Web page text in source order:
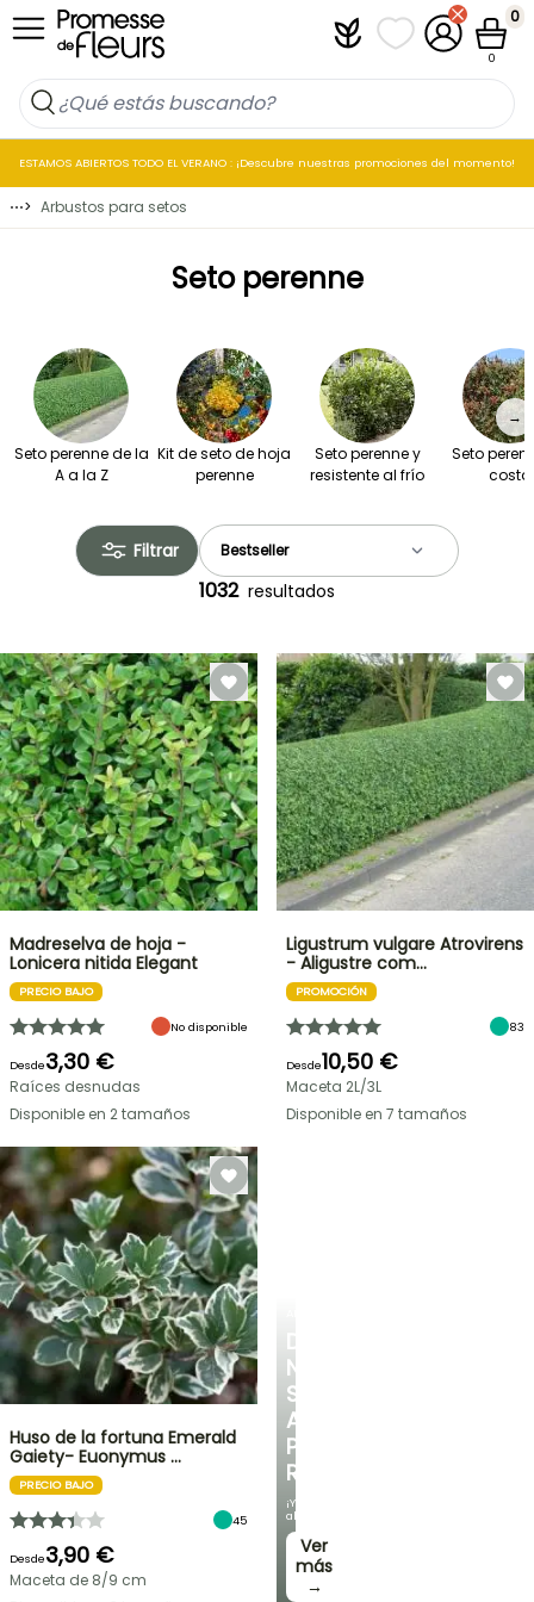
Ir al contenido PlantfitMis listas de
Mi cuenta
Cesta
0
0
ESTAMOS ABIERTOS TODO EL VERANO : ¡Descubre nuestras promociones del momento!
⋯> Arbustos para setos
Seto perenne
Seto perenne de la
A a la Z
Kit de seto de hoja
perenne
Seto perenne y
resistente al frío
Seto
costa
→
Filtrar
1032 resultados
DESCUBRE
NUESTRA
SELECCIÓN
A
PRECIOS
REDUCIDOS
¡Y
ahorra!
Ver
más
→
Madreselva de hoja -
Lonicera nitida Elegant
PRECIO BAJO
No disponible
Desde3,30 €
Raíces desnudas
Disponible en 2 tamaños
Ligustrum vulgare Atrovirens
- Aligustre com…
PROMOCIÓN
83
Desde10,50 €
Maceta 2L/3L
Disponible en 7 tamaños
Huso de la fortuna Emerald
Gaiety- Euonymus …
PRECIO BAJO
45
Desde3,90 €
Maceta de 8/9 cm